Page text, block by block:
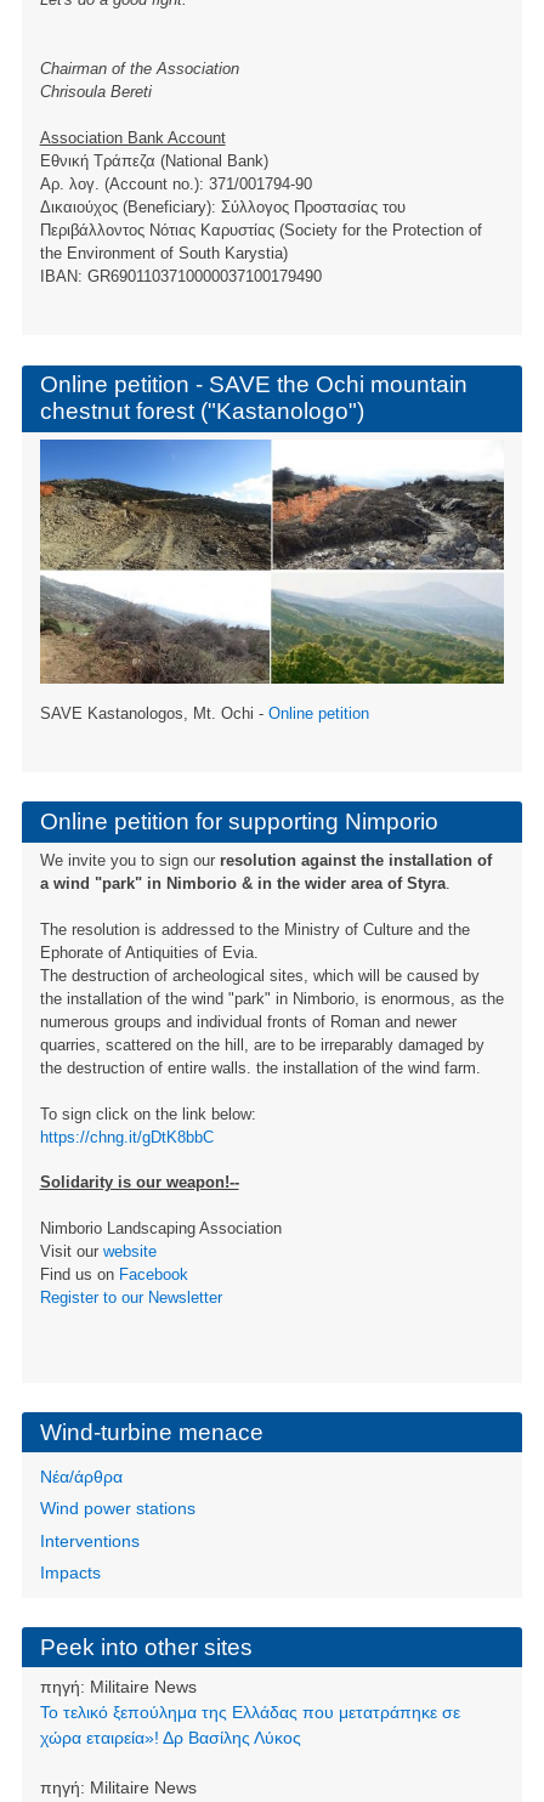
Chairman of the Association
Chrisoula Bereti
Association Bank Account
Εθνική Τράπεζα (National Bank)
Αρ. λογ. (Account no.): 371/001794-90
Δικαιούχος (Beneficiary): Σύλλογος Προστασίας του
Περιβάλλοντος Νότιας Καρυστίας (Society for the Protection of
the Environment of South Karystia)
ΙBAN: GR6901103710000037100179490
Online petition - SAVE the Ochi mountain
chestnut forest ("Kastanologo")
SAVE Kastanologos, Mt. Ochi - Online petition
Online petition for supporting Nimporio
We invite you to sign our resolution against the installation of
a wind "park" in Nimborio & in the wider area of ​​Styra.
The resolution is addressed to the Ministry of Culture and the
Ephorate of Antiquities of Evia.
The destruction of archeological sites, which will be caused by
the installation of the wind "park" in Nimborio, is enormous, as the
numerous groups and individual fronts of Roman and newer
quarries, scattered on the hill, are to be irreparably damaged by
the destruction of entire walls. the installation of the wind farm.
To sign click on the link below:
https://chng.it/gDtK8bbC
Solidarity is our weapon!--
Nimborio Landscaping Association
Visit our website
Find us on Facebook
Register to our Newsletter
Wind-turbine menace
Νέα/άρθρα
Wind power stations
Interventions
Impacts
Peek into other sites
πηγή: Militaire News
Το τελικό ξεπούλημα της Ελλάδας που μετατράπηκε σε
χώρα εταιρεία»! Δρ Βασίλης Λύκος
πηγή: Militaire News